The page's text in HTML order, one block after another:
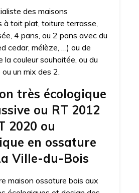
des maisons
à toit plat, toiture terrasse,
4 pans, ou 2 pans avec du
cedar, mélèze, …) ou de
la couleur souhaitée, ou du
un mix des 2.
très écologique
ou RT 2012
2020 ou
en ossature
Ville-du-Bois
maison ossature bois aux